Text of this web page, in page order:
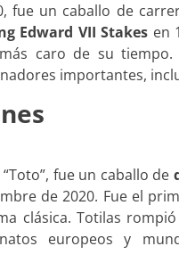
fue un caballo de
Edward VII Stakes en
caro de su
importantes,
fue un caballo de
de 2020. Fue el
clásica. Totilas
europeos y